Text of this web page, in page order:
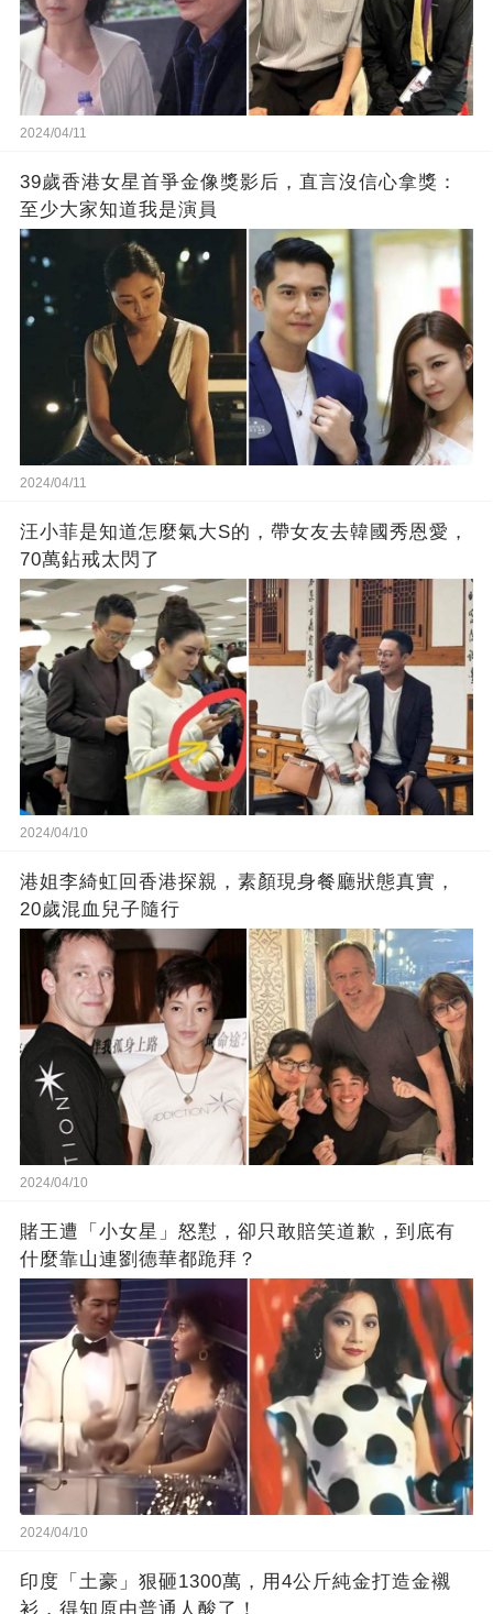
2024/04/11
39歲香港女星首爭金像獎影后，直言沒信心拿獎：
至少大家知道我是演員
2024/04/11
汪小菲是知道怎麼氣大S的，帶女友去韓國秀恩愛，
70萬鉆戒太閃了
2024/04/10
港姐李綺虹回香港探親，素顏現身餐廳狀態真實，
20歲混血兒子隨行
2024/04/10
賭王遭「小女星」怒懟，卻只敢賠笑道歉，到底有
什麼靠山連劉德華都跪拜？
2024/04/10
印度「土豪」狠砸1300萬，用4公斤純金打造金襯
衫，得知原由普通人酸了！